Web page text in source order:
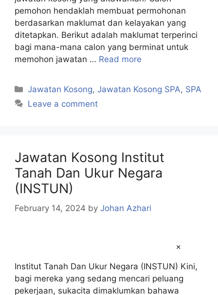
pemohon hendaklah membuat permohonan
berdasarkan maklumat dan kelayakan yang
ditetapkan. Berikut adalah maklumat terperinci
bagi mana-mana calon yang berminat untuk
memohon jawatan … Read more
Categories
Jawatan Kosong,Jawatan Kosong SPA, SPA
Leave a comment
Jawatan Kosong Institut
Tanah Dan Ukur Negara
(INSTUN)
February 14, 2024 by Johan Azhari
Institut Tanah Dan Ukur Negara (INSTUN) Kini,
bagi mereka yang sedang mencari peluang
pekerjaan, sukacita dimaklumkan bahawa
×